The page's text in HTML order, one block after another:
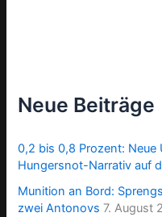
Neue Beiträge
0,2 bis 0,8 Prozent: Neue
Hungersnot-Narrativ auf
Munition an Bord:
zwei Antonovs 7. August